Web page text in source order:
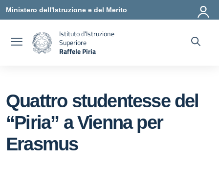
Vai ai contenuti
Vai al menu di navigazione
Vai al footer
Ministero dell'Istruzione e del Merito
Istituto d'Istruzione
Superiore
Raffele Piria
Quattro studentesse del
“Piria” a Vienna per
Erasmus